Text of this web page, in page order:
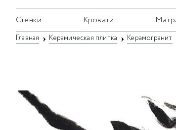
Стенки Кровати
Главная Керамическая плитка Керамогранит